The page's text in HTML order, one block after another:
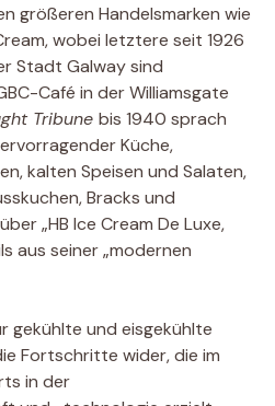
größeren Handelsmarken wie
wobei letztere seit 1926
Stadt Galway sind
Café in der Williamsgate
Tribune bis 1940 sprach
Küche,
kalten Speisen und Salaten,
Bracks und
„HB Ice Cream De Luxe,
aus seiner „modernen
gekühlte und eisgekühlte
Fortschritte wider, die im
in der